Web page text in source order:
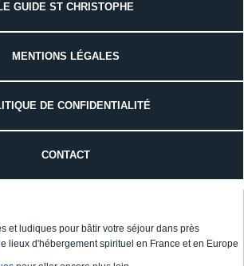
GUIDE ST CHRISTOPHE
MENTIONS LÉGALES
DE CONFIDENTIALITÉ
CONTACT
et ludiques pour bâtir votre séjour dans près
lieux d'hébergement spirituel en France et en Europe